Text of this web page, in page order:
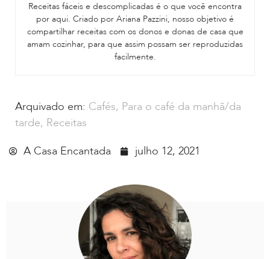
Receitas fáceis e descomplicadas é o que você encontra
por aqui. Criado por Ariana Pazzini, nosso objetivo é
compartilhar receitas com os donos e donas de casa que
amam cozinhar, para que assim possam ser reproduzidas
facilmente.
Arquivado em: Cafés, Para o café da manhã/da
tarde, Receitas
A Casa Encantada
julho 12, 2021